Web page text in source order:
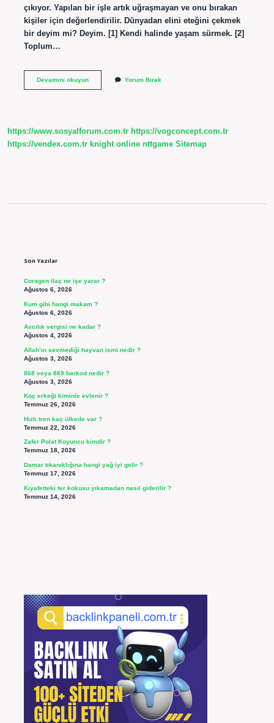
çıkıyor. Yapılan bir işle artık uğraşmayan ve onu bırakan
kişiler için değerlendirilir. Dünyadan elini eteğini çekmek
bir deyim mi? Deyim. [1] Kendi halinde yaşam sürmek. [2]
Toplum…
Devamını okuyunElini
Yorum Bırak
https://www.sosyalforum.com.tr https://vogconcept.com.tr
https://vendex.com.tr knight online nttgame Sitemap
Son Yazılar
Coragen ilaç ne işe yarar ?
Ağustos 6, 2026
Kum gibi hangi makam ?
Ağustos 6, 2026
Avcılık vergisi ne kadar ?
Ağustos 4, 2026
Allah’ın sevmediği hayvan ismi nedir ?
Ağustos 3, 2026
868 veya 869 barkod nedir ?
Ağustos 3, 2026
Koç erkeği kiminle evlenir ?
Temmuz 26, 2026
Hızlı tren kaç ülkede var ?
Temmuz 22, 2026
Zafer Polat Koyuncu kimdir ?
Temmuz 18, 2026
Damar tıkanıklığına hangi yağ iyi gelir ?
Temmuz 17, 2026
Kıyafetteki ter kokusu yıkamadan nasıl giderilir ?
Temmuz 14, 2026